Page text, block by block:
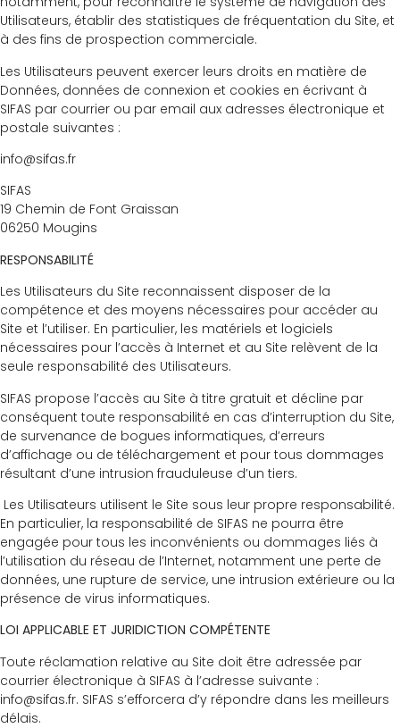
Utilisateurs, établir des statistiques de fréquentation du Site, et
à des fins de prospection commerciale.
Les Utilisateurs peuvent exercer leurs droits en matière de
Données, données de connexion et cookies en écrivant à
SIFAS par courrier ou par email aux adresses électronique et
postale suivantes :
info@sifas.fr
SIFAS
19 Chemin de Font Graissan
06250 Mougins
RESPONSABILITÉ
Les Utilisateurs du Site reconnaissent disposer de la
compétence et des moyens nécessaires pour accéder au
Site et l’utiliser. En particulier, les matériels et logiciels
nécessaires pour l’accès à Internet et au Site relèvent de la
seule responsabilité des Utilisateurs.
SIFAS propose l’accès au Site à titre gratuit et décline par
conséquent toute responsabilité en cas d’interruption du Site,
de survenance de bogues informatiques, d’erreurs
d’affichage ou de téléchargement et pour tous dommages
résultant d’une intrusion frauduleuse d’un tiers.
Les Utilisateurs utilisent le Site sous leur propre responsabilité.
En particulier, la responsabilité de SIFAS ne pourra être
engagée pour tous les inconvénients ou dommages liés à
l’utilisation du réseau de l’Internet, notamment une perte de
données, une rupture de service, une intrusion extérieure ou la
présence de virus informatiques.
LOI APPLICABLE ET JURIDICTION COMPÉTENTE
Toute réclamation relative au Site doit être adressée par
courrier électronique à SIFAS à l’adresse suivante :
info@sifas.fr. SIFAS s’efforcera d’y répondre dans les meilleurs
délais.